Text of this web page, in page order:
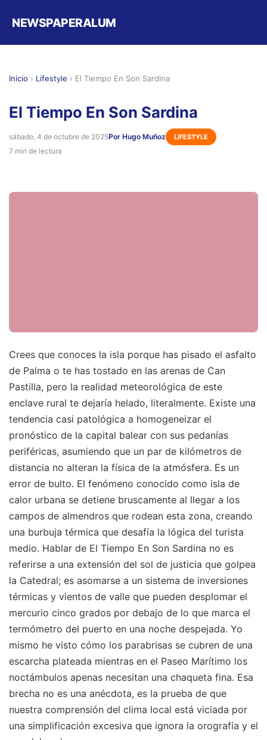
NEWSPAPERALUM
Inicio › Lifestyle › El Tiempo En Son Sardina
El Tiempo En Son Sardina
sábado, 4 de octubre de 2025Por Hugo Muñoz LIFESTYLE
7 min de lectura
Crees que conoces la isla porque has pisado el asfalto
de Palma o te has tostado en las arenas de Can
Pastilla, pero la realidad meteorológica de este
enclave rural te dejaría helado, literalmente. Existe una
tendencia casi patológica a homogeneizar el
pronóstico de la capital balear con sus pedanías
periféricas, asumiendo que un par de kilómetros de
distancia no alteran la física de la atmósfera. Es un
error de bulto. El fenómeno conocido como isla de
calor urbana se detiene bruscamente al llegar a los
campos de almendros que rodean esta zona, creando
una burbuja térmica que desafía la lógica del turista
medio. Hablar de El Tiempo En Son Sardina no es
referirse a una extensión del sol de justicia que golpea
la Catedral; es asomarse a un sistema de inversiones
térmicas y vientos de valle que pueden desplomar el
mercurio cinco grados por debajo de lo que marca el
termómetro del puerto en una noche despejada. Yo
mismo he visto cómo los parabrisas se cubren de una
escarcha plateada mientras en el Paseo Marítimo los
noctámbulos apenas necesitan una chaqueta fina. Esa
brecha no es una anécdota, es la prueba de que
nuestra comprensión del clima local está viciada por
una simplificación excesiva que ignora la orografía y el